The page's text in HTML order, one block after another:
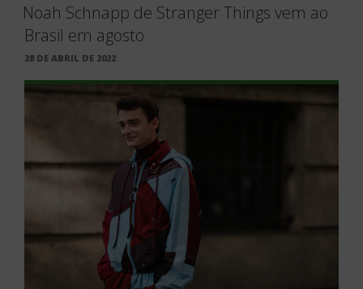
Noah Schnapp de Stranger Things vem ao
Brasil em agosto
PUBLICADO
28 DE ABRIL DE 2022